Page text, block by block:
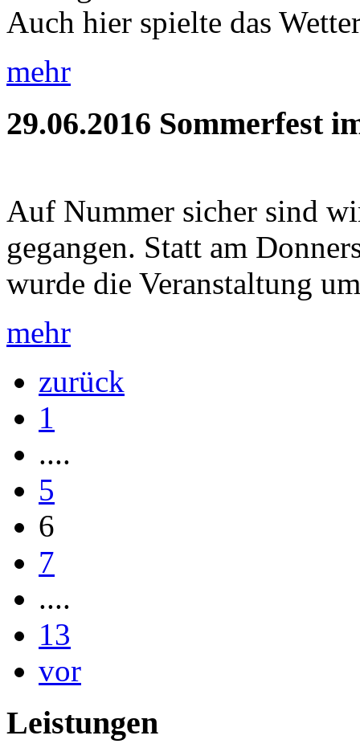
Auch hier spielte das
mehr
29.06.2016 Sommerfest
Auf Nummer sicher sind
gegangen. Statt am
wurde die Veranstaltung
mehr
zurück
1
....
5
6
7
....
13
vor
Leistungen